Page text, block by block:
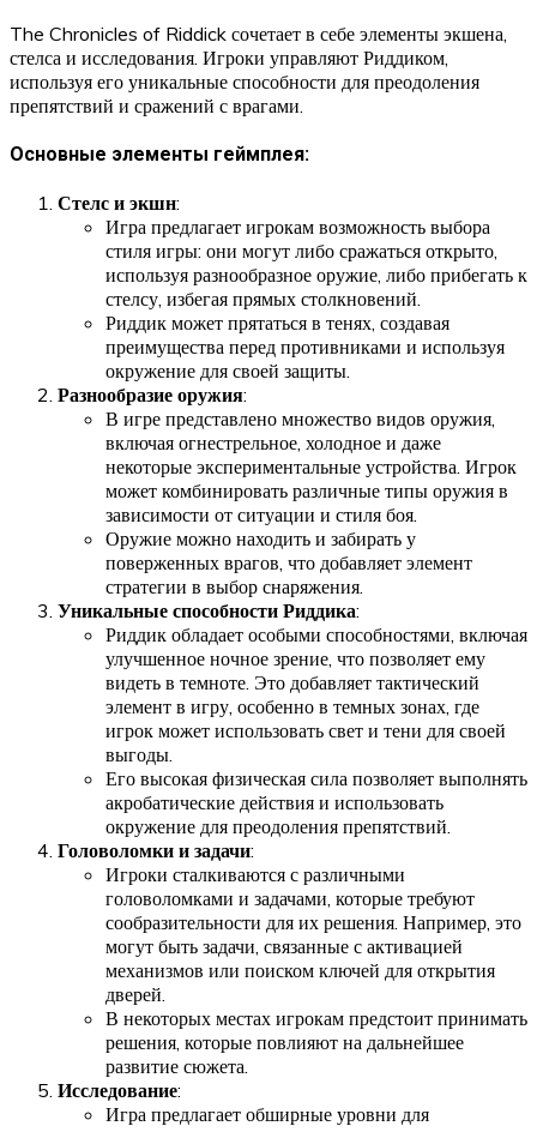
The Chronicles of Riddick сочетает в себе элементы экшена,
стелса и исследования. Игроки управляют Риддиком,
используя его уникальные способности для преодоления
препятствий и сражений с врагами.
Основные элементы геймплея:
Стелс и экшн:
Игра предлагает игрокам возможность выбора
стиля игры: они могут либо сражаться открыто,
используя разнообразное оружие, либо прибегать к
стелсу, избегая прямых столкновений.
Риддик может прятаться в тенях, создавая
преимущества перед противниками и используя
окружение для своей защиты.
Разнообразие оружия:
В игре представлено множество видов оружия,
включая огнестрельное, холодное и даже
некоторые экспериментальные устройства. Игрок
может комбинировать различные типы оружия в
зависимости от ситуации и стиля боя.
Оружие можно находить и забирать у
поверженных врагов, что добавляет элемент
стратегии в выбор снаряжения.
Уникальные способности Риддика:
Риддик обладает особыми способностями, включая
улучшенное ночное зрение, что позволяет ему
видеть в темноте. Это добавляет тактический
элемент в игру, особенно в темных зонах, где
игрок может использовать свет и тени для своей
выгоды.
Его высокая физическая сила позволяет выполнять
акробатические действия и использовать
окружение для преодоления препятствий.
Головоломки и задачи:
Игроки сталкиваются с различными
головоломками и задачами, которые требуют
сообразительности для их решения. Например, это
могут быть задачи, связанные с активацией
механизмов или поиском ключей для открытия
дверей.
В некоторых местах игрокам предстоит принимать
решения, которые повлияют на дальнейшее
развитие сюжета.
Исследование:
Игра предлагает обширные уровни для